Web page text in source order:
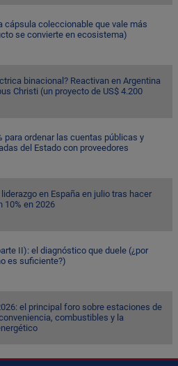
cápsula coleccionable que vale más
se convierte en ecosistema)
binacional? Reactivan en Argentina
Christi (un proyecto de US$ 4.200
para ordenar las cuentas públicas y
del Estado con proveedores
en España en julio tras hacer
10% en 2026
II): el diagnóstico que duele (¿por
es suficiente?)
el principal foro sobre estaciones de
combustibles y la